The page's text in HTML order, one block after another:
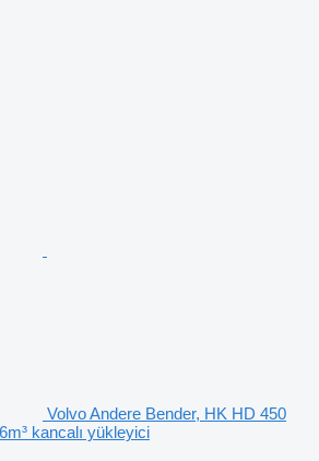
Volvo Andere Bender, HK HD 450
kancalı yükleyici